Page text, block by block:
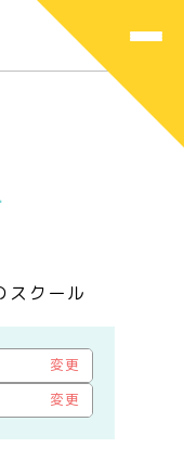
スクール
変更
変更